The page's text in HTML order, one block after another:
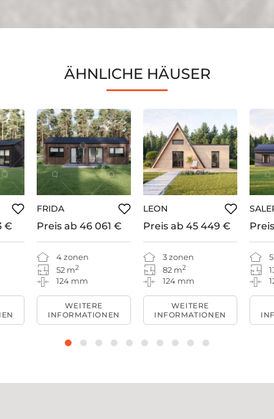
ÄHNLICHE HÄUSER
€
FRIDA
4 zonen
52 m2
124 mm
Preis ab 46 061 €
WEITERE
INFORMATIONEN
LEON
3 zonen
82 m2
124 mm
Preis ab 45 449 €
WEITERE
INFORMATIONEN